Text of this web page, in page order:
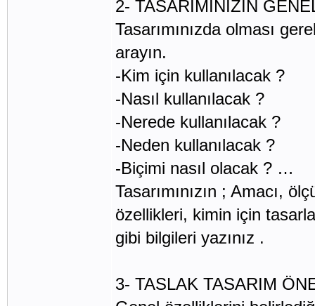
2- TASARIMINIZIN
Tasarımınızda olması
arayın.
-Kim için kullanılacak ?
-Nasıl kullanılacak ?
-Nerede kullanılacak ?
-Neden kullanılacak ?
-Biçimi nasıl olacak ? …
Tasarımınızın ; Amacı,
özellikleri, kimin için
gibi bilgileri yazınız .
3- TASLAK TASARIM